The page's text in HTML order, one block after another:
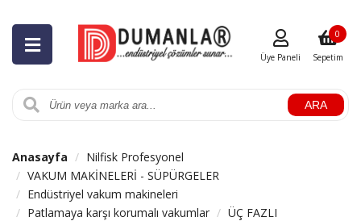
ARA
Üye Paneli Sepetim
0
Anasayfa
Nilfisk Profesyonel
VAKUM MAKİNELERİ - SÜPÜRGELER
Endüstriyel vakum makineleri
Patlamaya karşı korumalı vakumlar
ÜÇ FAZLI